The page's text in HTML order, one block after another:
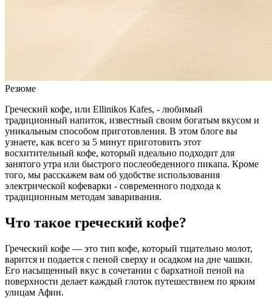
Резюме
Греческий кофе, или Ellinikos Kafes, - любимый
традиционный напиток, известный своим богатым вкусом и
уникальным способом приготовления. В этом блоге вы
узнаете, как всего за 5 минут приготовить этот
восхитительный кофе, который идеально подходит для
занятого утра или быстрого послеобеденного пикапа. Кроме
того, мы расскажем вам об удобстве использования
электрической кофеварки - современного подхода к
традиционным методам заваривания.
Что такое греческий кофе?
Греческий кофе — это тип кофе, который тщательно молот,
варится и подается с пеной сверху и осадком на дне чашки.
Его насыщенный вкус в сочетании с бархатной пеной на
поверхности делает каждый глоток путешествием по ярким
улицам Афин.